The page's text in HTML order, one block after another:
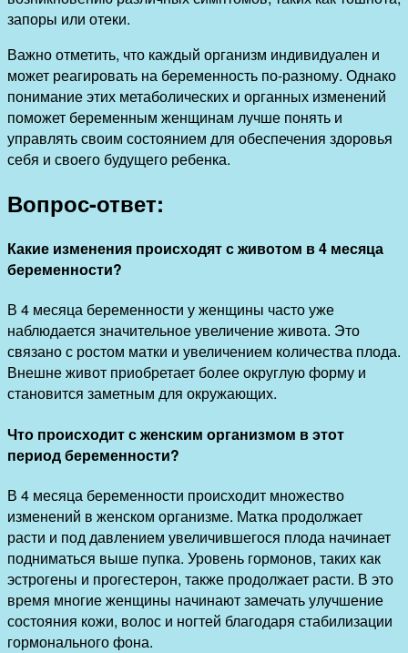
запоры или отеки.
Важно отметить, что каждый организм индивидуален и
может реагировать на беременность по-разному. Однако
понимание этих метаболических и органных изменений
поможет беременным женщинам лучше понять и
управлять своим состоянием для обеспечения здоровья
себя и своего будущего ребенка.
Вопрос-ответ:
Какие изменения происходят с животом в 4 месяца
беременности?
В 4 месяца беременности у женщины часто уже
наблюдается значительное увеличение живота. Это
связано с ростом матки и увеличением количества плода.
Внешне живот приобретает более округлую форму и
становится заметным для окружающих.
Что происходит с женским организмом в этот
период беременности?
В 4 месяца беременности происходит множество
изменений в женском организме. Матка продолжает
расти и под давлением увеличившегося плода начинает
подниматься выше пупка. Уровень гормонов, таких как
эстрогены и прогестерон, также продолжает расти. В это
время многие женщины начинают замечать улучшение
состояния кожи, волос и ногтей благодаря стабилизации
гормонального фона.